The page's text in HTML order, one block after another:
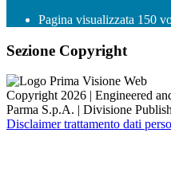
Pagina visualizzata 150
Sezione Copyright
Copyright 2026 | Engineered
Parma S.p.A. | Divisione
Disclaimer trattamento dati